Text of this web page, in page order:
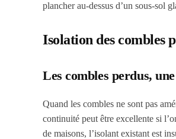
plancher au-dessus d’un sous-sol
Isolation des combles
Les combles perdus,
Quand les combles ne sont pas
continuité peut être excellente si
de maisons, l’isolant existant est